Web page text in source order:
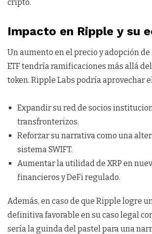
cripto.
Impacto en Ripple y su
Un aumento en el precio y adopción de
ETF tendría ramificaciones más allá
token. Ripple Labs podría aprovechar
Expandir su red de socios
transfronterizos.
Reforzar su narrativa como una
sistema SWIFT.
Aumentar la utilidad de XRP en
financieros y DeFi regulado.
Además, en caso de que Ripple logre
definitiva favorable en su caso legal con
sería la guinda del pastel para una